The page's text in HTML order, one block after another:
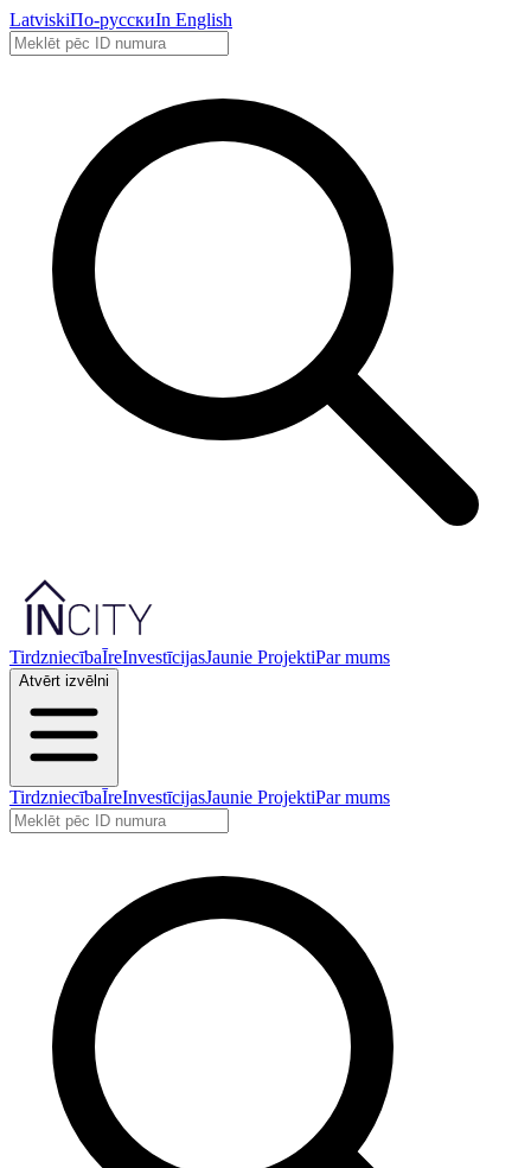
LatviskiПо-русскиIn English
TirdzniecībaĪreInvestīcijasJaunie ProjektiPar mums
Atvērt izvēlni
TirdzniecībaĪreInvestīcijasJaunie ProjektiPar mums